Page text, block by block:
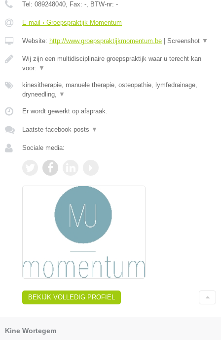
Tel: 089248040, Fax: -, BTW-nr: -
E-mail › Groepspraktijk Momentum
Website: http://www.groepspraktijkmomentum.be Screenshot ▼
Wij zijn een multidisciplinaire groepspraktijk waar u terecht kan
voor: ▼
kinesitherapie, manuele therapie, osteopathie, lymfedrainage,
dryneedling, ▼
Er wordt gewerkt op afspraak.
Laatste facebook posts ▼
Sociale media:
BEKIJK VOLLEDIG PROFIEL
Kine Wortegem